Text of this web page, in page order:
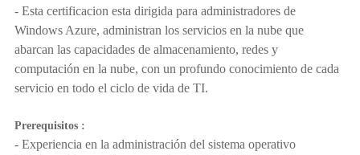
- Esta certificacion esta dirigida para administradores de
Windows Azure, administran los servicios en la nube que
abarcan las capacidades de almacenamiento, redes y
computación en la nube, con un profundo conocimiento de cada
servicio en todo el ciclo de vida de TI.
Prerequisitos :
- Experiencia en la administración del sistema operativo